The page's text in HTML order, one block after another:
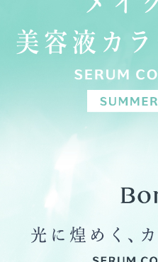
ヒアルロン酸Na・コラーゲン※1配合
※1 サクシノイルアテロコラーゲン